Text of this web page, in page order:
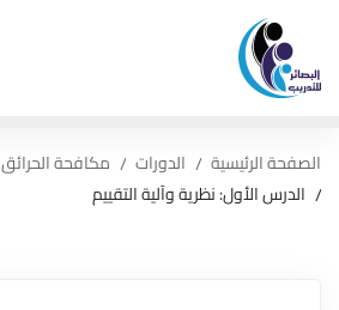
الصفحة الرئيسية الدورات مكافحة الحرائق
الدرس الأول: نظرية وآلية التقييم